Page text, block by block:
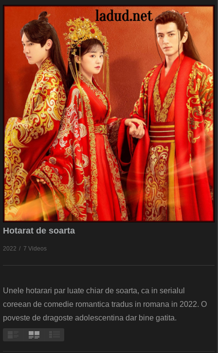
Hotarat de soarta
2022 7 Videos
Unele hotarari par luate chiar de soarta, ca in serialul
coreean de comedie romantica tradus in romana in 2022. O
poveste de dragoste adolescentina dar bine gatita.